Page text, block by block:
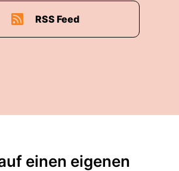
RSS Feed
einen eigenen